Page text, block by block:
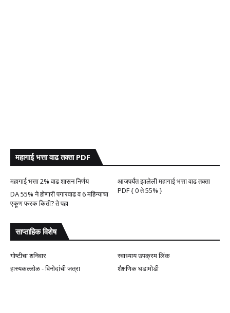
महागाई भत्ता वाढ तक्ता PDF
महागाई भत्ता 2% वाढ शासन निर्णय
आजपर्यंत झालेली महागाई भत्ता वाढ तक्ता
PDF { 0 ते 55% }
DA 55% ने होणारी पगारवाढ व 6 महिन्याचा
एकूण फरक किती? ते पहा
साप्ताहिक विशेष
गोष्टीचा शनिवार
स्वाध्याय उपक्रम लिंक
हास्यकल्लोळ - विनोदांची जत्रा
शैक्षणिक घडामोडी